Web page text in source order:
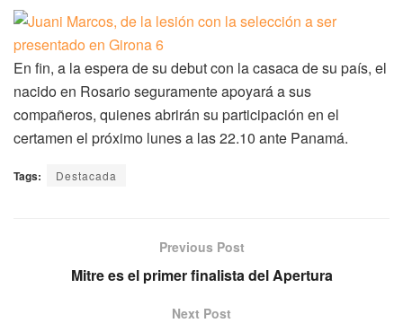
En fin, a la espera de su debut con la casaca de su país, el
nacido en Rosario seguramente apoyará a sus
compañeros, quienes abrirán su participación en el
certamen el próximo lunes a las 22.10 ante Panamá.
Tags: Destacada
Previous Post
Mitre es el primer finalista del Apertura
Next Post